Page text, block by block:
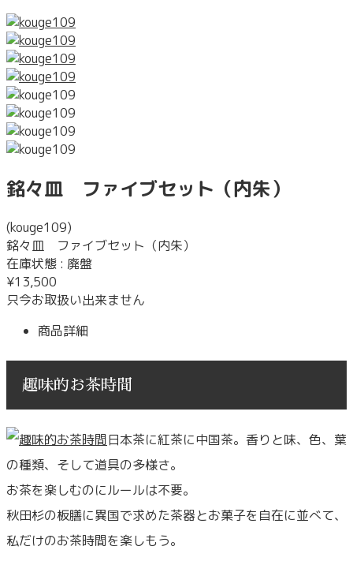
銘々皿 ファイブセット（内朱）
(kouge109)
銘々皿 ファイブセット（内朱）
在庫状態 : 廃盤
¥13,500
只今お取扱い出来ません
商品詳細
趣味的お茶時間
日本茶に紅茶に中国茶。香りと味、色、葉
の種類、そして道具の多様さ。
お茶を楽しむのにルールは不要。
秋田杉の板膳に異国で求めた茶器とお菓子を自在に並べて、
私だけのお茶時間を楽しもう。